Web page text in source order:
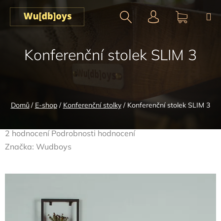
Přejít
obsah
KOŠÍK
Domů / E-shop / Konferenční stolky / Konferenční stolek SLIM 3
Konferenční stolek SLIM 3
Průměrné
hodnocení
je
2 hodnocení Podrobnosti hodnocení
Značka: Wudboys